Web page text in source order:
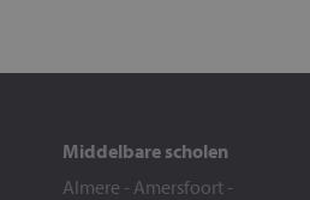
Middelbare scholen
Almere - Amersfoort -